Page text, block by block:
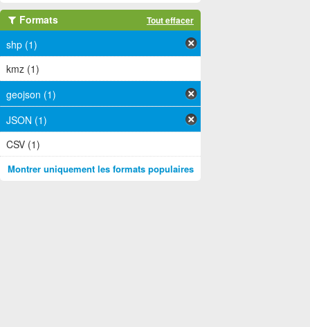
Formats Tout effacer
shp (1)
kmz (1)
geojson (1)
JSON (1)
CSV (1)
Montrer uniquement les formats populaires